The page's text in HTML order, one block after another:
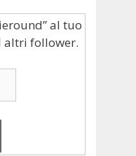
al tuo
altri follower.